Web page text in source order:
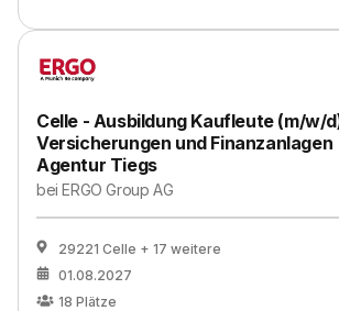
Celle - Ausbildung Kaufleute (m/w/
Versicherungen und Finanzanlagen
Agentur Tiegs
beiERGO Group AG
29221 Celle + 17 weitere
01.08.2027
18 Plätze